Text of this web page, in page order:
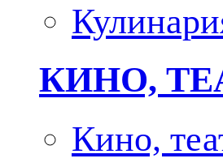
КИНО,
Кино,